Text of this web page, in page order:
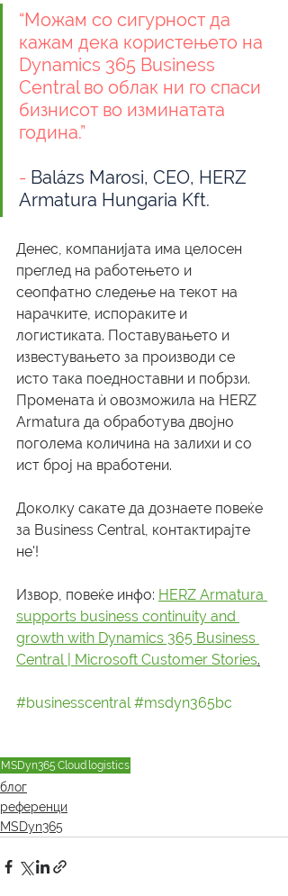
“Можам со сигурност да
кажам дека користењето на
Dynamics 365 Business
Central во облак ни го спаси
бизнисот во изминатата
година.”
- Balázs Marosi, CEO, HERZ
Armatura Hungaria Kft.
Денес, компанијата има целосен
преглед на работењето и
сеопфатно следење на текот на
нарачките, испораките и
логистиката. Поставувањето и
известувањето за производи се
исто така поедноставни и побрзи.
Промената ѝ овозможила на HERZ
Armatura да обработува двојно
поголема количина на залихи и со
ист број на вработени.
Доколку сакате да дознаете повеќе
за Business Central, контактирајте
не'!
Извор, повеќе инфо: HERZ Armatura
supports business continuity and
growth with Dynamics 365 Business
Central | Microsoft Customer Stories.
#businesscentral #msdyn365bc
MSDyn365 Cloud logistics
блог
референци
MSDyn365